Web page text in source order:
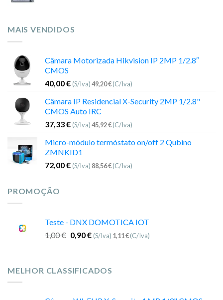
MAIS VENDIDOS
Câmara Motorizada Hikvision IP 2MP 1/2.8″
CMOS
40,00€ (S/Iva)49,20€(C/Iva)
Câmara IP Residencial X-Security 2MP 1/2.8"
CMOS Auto IRC
37,33€ (S/Iva)45,92€(C/Iva)
Micro-módulo termóstato on/off 2 Qubino
ZMNKID1
72,00€ (S/Iva) 88,56€(C/Iva)
PROMOÇÃO
Teste - DNX DOMOTICA IOT
1,00€ 0,90€ (S/Iva) 1,11€(C/Iva)
MELHOR CLASSIFICADOS